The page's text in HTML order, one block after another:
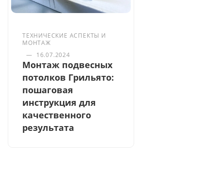
ТЕХНИЧЕСКИЕ АСПЕКТЫ И
МОНТАЖ
— 16.07.2024
Монтаж подвесных
потолков Грильято:
пошаговая
инструкция для
качественного
результата